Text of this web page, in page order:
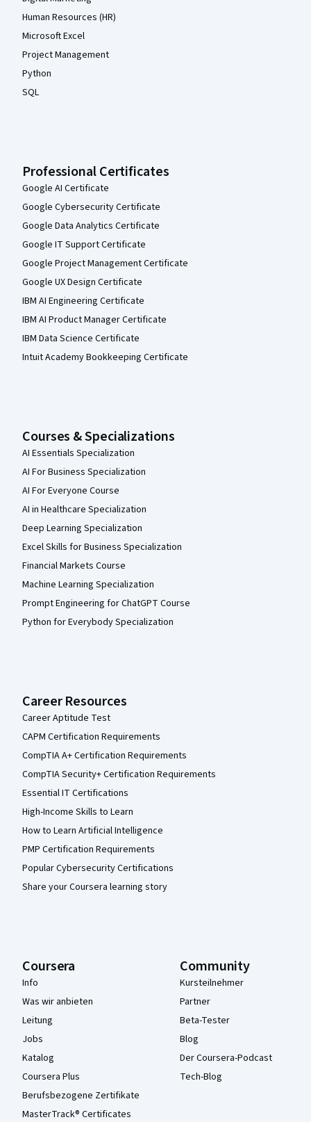
Human Resources (HR)
Microsoft Excel
Project Management
Python
SQL
Professional Certificates
Google AI Certificate
Google Cybersecurity Certificate
Google Data Analytics Certificate
Google IT Support Certificate
Google Project Management Certificate
Google UX Design Certificate
IBM AI Engineering Certificate
IBM AI Product Manager Certificate
IBM Data Science Certificate
Intuit Academy Bookkeeping Certificate
Courses & Specializations
AI Essentials Specialization
AI For Business Specialization
AI For Everyone Course
AI in Healthcare Specialization
Deep Learning Specialization
Excel Skills for Business Specialization
Financial Markets Course
Machine Learning Specialization
Prompt Engineering for ChatGPT Course
Python for Everybody Specialization
Career Resources
Career Aptitude Test
CAPM Certification Requirements
CompTIA A+ Certification Requirements
CompTIA Security+ Certification Requirements
Essential IT Certifications
High-Income Skills to Learn
How to Learn Artificial Intelligence
PMP Certification Requirements
Popular Cybersecurity Certifications
Share your Coursera learning story
Coursera
Info
Was wir anbieten
Leitung
Jobs
Katalog
Coursera Plus
Berufsbezogene Zertifikate
MasterTrack® Certificates
Community
Kursteilnehmer
Partner
Beta-Tester
Blog
Der Coursera-Podcast
Tech-Blog